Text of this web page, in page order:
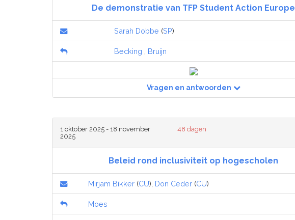
De demonstratie van TFP Student Action Europe
Sarah Dobbe (SP)
Becking Bruijn
Vragen en antwoorden
1 oktober 2025 - 18 november
2025
48 dagen
Beleid rond inclusiviteit op hogescholen
Mirjam Bikker (CU), Don Ceder (CU)
Moes